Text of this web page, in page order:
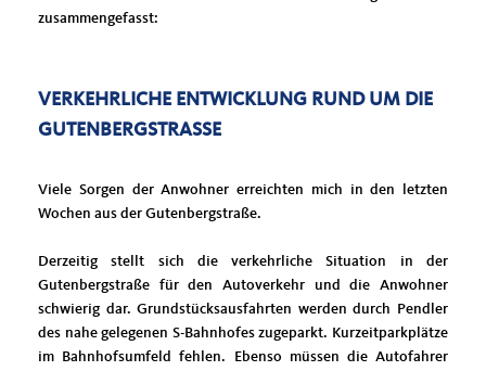
zusammengefasst:
VERKEHRLICHE ENTWICKLUNG RUND UM DIE
GUTENBERGSTRASSE
Viele Sorgen der Anwohner erreichten mich in den letzten
Wochen aus der Gutenbergstraße.
Derzeitig stellt sich die verkehrliche Situation in der
Gutenbergstraße für den Autoverkehr und die Anwohner
schwierig dar. Grundstücksausfahrten werden durch Pendler
des nahe gelegenen S-Bahnhofes zugeparkt. Kurzeitparkplätze
im Bahnhofsumfeld fehlen. Ebenso müssen die Autofahrer